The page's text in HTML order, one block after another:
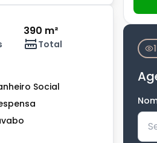
390 m²
Total
Social